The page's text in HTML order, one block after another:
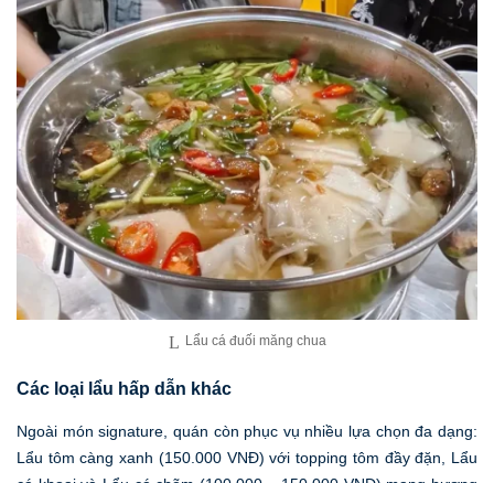
Lẩu cá đuối măng chua
Các loại lẩu hấp dẫn khác
Ngoài món signature, quán còn phục vụ nhiều lựa chọn đa dạng:
Lẩu tôm càng xanh (150.000 VNĐ) với topping tôm đầy đặn, Lẩu